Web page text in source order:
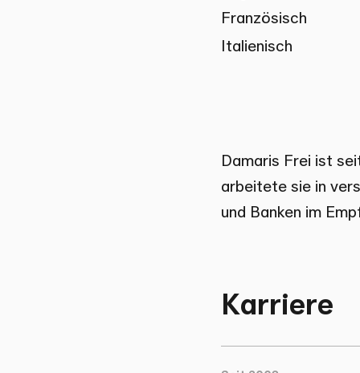
Französisch
Italienisch
Damaris Frei ist
arbeitete sie in
und Banken im
Karriere